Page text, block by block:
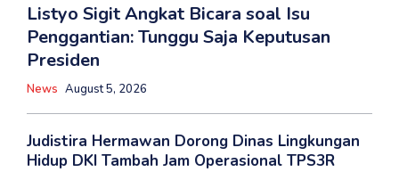
Listyo Sigit Angkat Bicara soal Isu
Penggantian: Tunggu Saja Keputusan
Presiden
News August 5, 2026
Judistira Hermawan Dorong Dinas Lingkungan
Hidup DKI Tambah Jam Operasional TPS3R